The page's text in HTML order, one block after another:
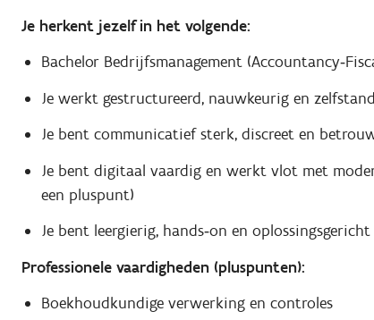
Je herkent jezelf in het volgende:
Bachelor Bedrijfsmanagement
Je werkt gestructureerd, nauwkeurig en
Je bent communicatief sterk, discreet en
Je bent digitaal vaardig en werkt vlot met
een pluspunt)
Je bent leergierig, hands‑on en oplossingsgericht
Professionele vaardigheden (pluspunten):
Boekhoudkundige verwerking en controles